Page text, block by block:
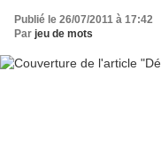
Publié le 26/07/2011 à 17:42
Par jeu de mots